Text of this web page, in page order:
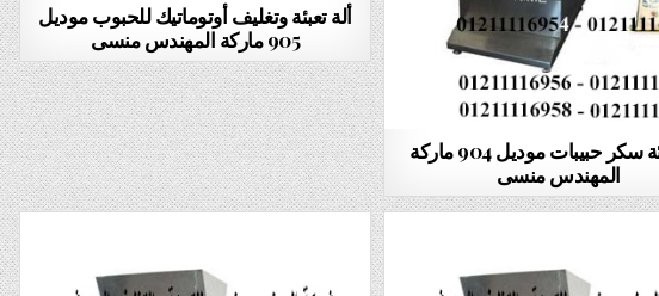
ألة تعبئة وتغليف أوتوماتيك للحبوب موديل
905 ماركة المهندس منسى
الة تعبئة سكر حبيبات موديل 904 ماركة
المهندس منسى